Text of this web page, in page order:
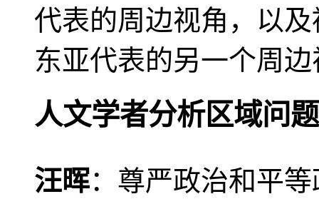
代表的周边视角，以
东亚代表的另一个周
人文学者分析区域问题
汪晖：尊严政治和平